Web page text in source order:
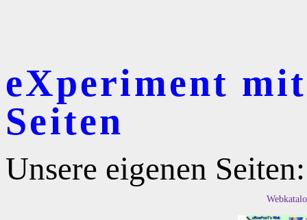
eXperiment
Seiten
Unsere eigenen Seiten: